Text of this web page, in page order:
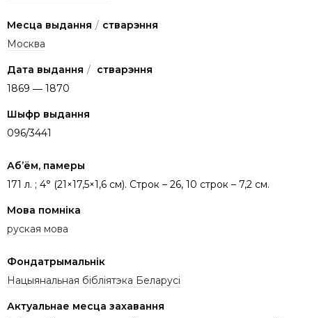
Месца выдання / стварэння
Москва
Дата выдання / стварэння
1869 ― 1870
Шыфр выдання
096/3441
Аб’ём, памеры
171 л. ; 4° (21×17,5×1,6 см). Строк – 26, 10 строк – 7,2 см.
Мова помніка
руская мова
Фондатрымальнік
Нацыянальная бібліятэка Беларусі
Актуальнае месца захавання